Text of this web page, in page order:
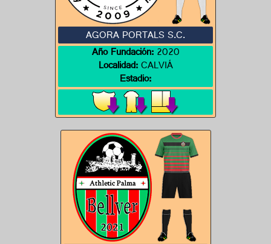
AGORA PORTALS S.C.
Año Fundación:2020
Localidad:CALVIÁ
Estadio: